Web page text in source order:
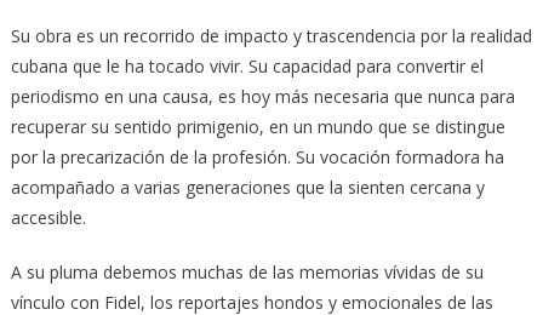
Su obra es un recorrido de impacto y trascendencia por la realidad
cubana que le ha tocado vivir. Su capacidad para convertir el
periodismo en una causa, es hoy más necesaria que nunca para
recuperar su sentido primigenio, en un mundo que se distingue
por la precarización de la profesión. Su vocación formadora ha
acompañado a varias generaciones que la sienten cercana y
accesible.
A su pluma debemos muchas de las memorias vívidas de su
vínculo con Fidel, los reportajes hondos y emocionales de las